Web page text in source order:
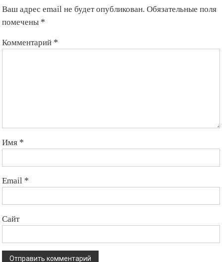
Ваш адрес email не будет опубликован. Обязательные поля
помечены *
Комментарий *
Имя *
Email *
Сайт